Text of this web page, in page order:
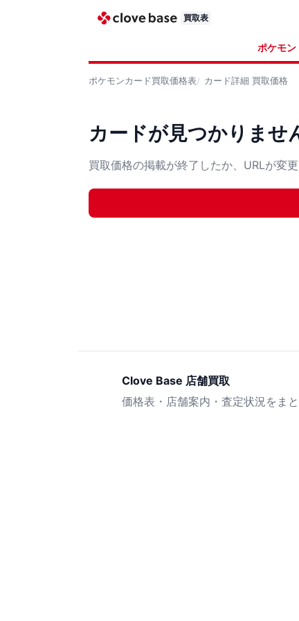
買取表
ポケモン
ポケモンカード買取価格表 カード詳細 買取価格
カードが見つかりませ
買取価格の掲載が終了したか、URLが変
Clove Base 店舗買取
価格表・店舗案内・査定状況をま